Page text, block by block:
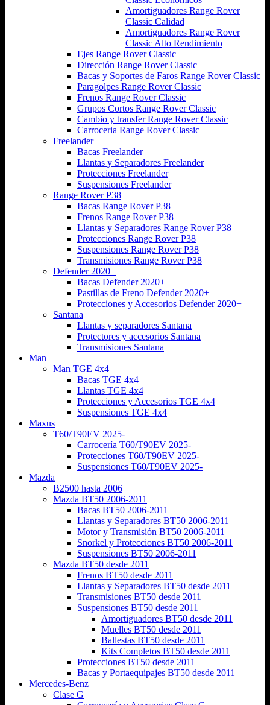
Amortiguadores Range Rover
Classic Calidad
Amortiguadores Range Rover
Classic Alto Rendimiento
Ejes Range Rover Classic
Dirección Range Rover Classic
Bacas y Soportes de Faros Range Rover Classic
Paragolpes Range Rover Classic
Frenos Range Rover Classic
Grupos Cortos Range Rover Classic
Cambio y transfer Range Rover Classic
Carroceria Range Rover Classic
Freelander
Bacas Freelander
Llantas y Separadores Freelander
Protecciones Freelander
Suspensiones Freelander
Range Rover P38
Bacas Range Rover P38
Frenos Range Rover P38
Llantas y Separadores Range Rover P38
Protecciones Range Rover P38
Suspensiones Range Rover P38
Transmisiones Range Rover P38
Defender 2020+
Bacas Defender 2020+
Pastillas de Freno Defender 2020+
Protecciones y Accesorios Defender 2020+
Santana
Llantas y separadores Santana
Protectores y accesorios Santana
Transmisiones Santana
Man
Man TGE 4x4
Bacas TGE 4x4
Llantas TGE 4x4
Protecciones y Accesorios TGE 4x4
Suspensiones TGE 4x4
Maxus
T60/T90EV 2025-
Carrocería T60/T90EV 2025-
Protecciones T60/T90EV 2025-
Suspensiones T60/T90EV 2025-
Mazda
B2500 hasta 2006
Mazda BT50 2006-2011
Bacas BT50 2006-2011
Llantas y Separadores BT50 2006-2011
Motor y Transmisión BT50 2006-2011
Snorkel y Protecciones BT50 2006-2011
Suspensiones BT50 2006-2011
Mazda BT50 desde 2011
Frenos BT50 desde 2011
Llantas y Separadores BT50 desde 2011
Transmisiones BT50 desde 2011
Suspensiones BT50 desde 2011
Amortiguadores BT50 desde 2011
Muelles BT50 desde 2011
Ballestas BT50 desde 2011
Kits Completos BT50 desde 2011
Protecciones BT50 desde 2011
Bacas y Portaequipajes BT50 desde 2011
Mercedes-Benz
Clase G